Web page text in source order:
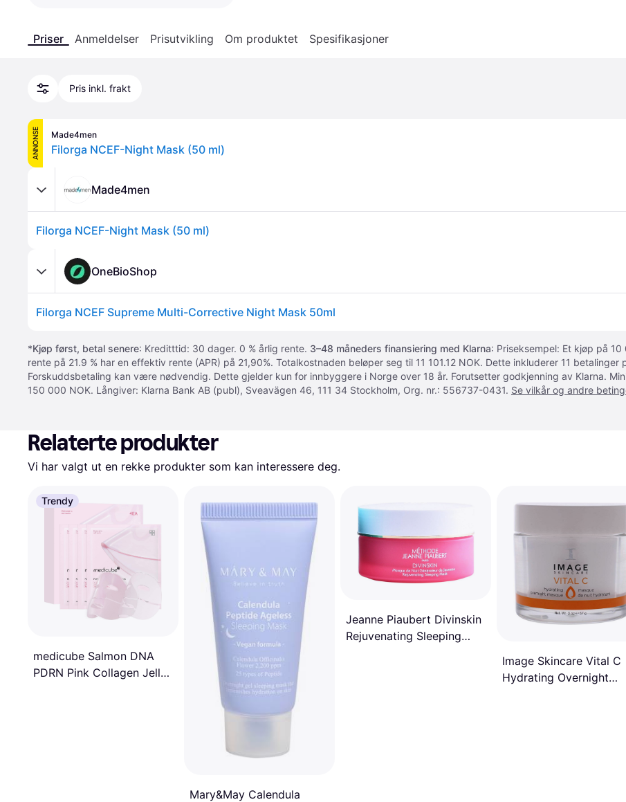
Priser Anmeldelser Prisutvikling Om produktet Spesifikasjoner
Pris inkl. frakt
ANNONSE Made4men
Filorga NCEF-Night Mask (50 ml)
Made4men
Filorga NCEF-Night Mask (50 ml)
OneBioShop
Filorga NCEF Supreme Multi-Corrective Night Mask 50ml
*Kjøp først, betal senere: Kreditttid: 30 dager. 0 % årlig rente. 3–48 måneders finansiering med Klarna: Priseksempel: Et kjøp på
rente på 21.9 % har en effektiv rente (APR) på 21,90%. Totalkostnaden beløper seg til 11 101.12 NOK. Dette inkluderer 11
Forskuddsbetaling kan være nødvendig. Dette gjelder kun for innbyggere i Norge over 18 år. Forutsetter godkjenning av Klarna.
150 000 NOK. Långiver: Klarna Bank AB (publ), Sveavägen 46, 111 34 Stockholm, Org. nr.: 556737-0431. Se vilkår og andre
Relaterte produkter
Vi har valgt ut en rekke produkter som kan interessere deg.
Trendy
medicube Salmon DNA
PDRN Pink Collagen Jelly
Mary&May Calendula
Jeanne Piaubert Divinskin
Rejuvenating Sleeping
Image Skincare Vital C
Hydrating Overnight